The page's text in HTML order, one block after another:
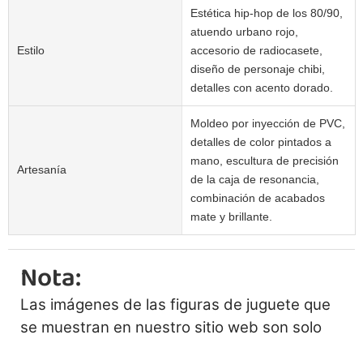
Estilo
Estética hip-hop de los 80/90,
atuendo urbano rojo,
accesorio de radiocasete,
diseño de personaje chibi,
detalles con acento dorado.
Artesanía
Moldeo por inyección de PVC,
detalles de color pintados a
mano, escultura de precisión
de la caja de resonancia,
combinación de acabados
mate y brillante.
Nota:
Las imágenes de las figuras de juguete que
se muestran en nuestro sitio web son solo